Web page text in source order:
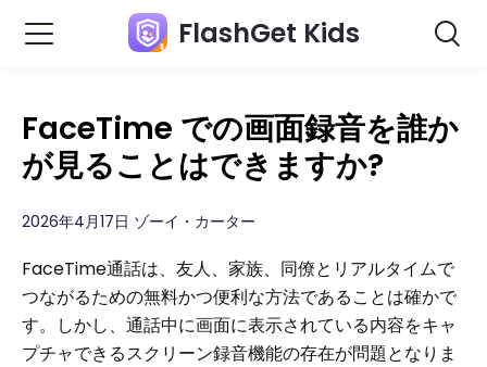
FlashGet Kids
FaceTime での画面録音を誰か
が見ることはできますか?
2026年4月17日 ゾーイ・カーター
FaceTime通話は、友人、家族、同僚とリアルタイムで
つながるための無料かつ便利な方法であることは確かで
す。しかし、通話中に画面に表示されている内容をキャ
プチャできるスクリーン録音機能の存在が問題となりま